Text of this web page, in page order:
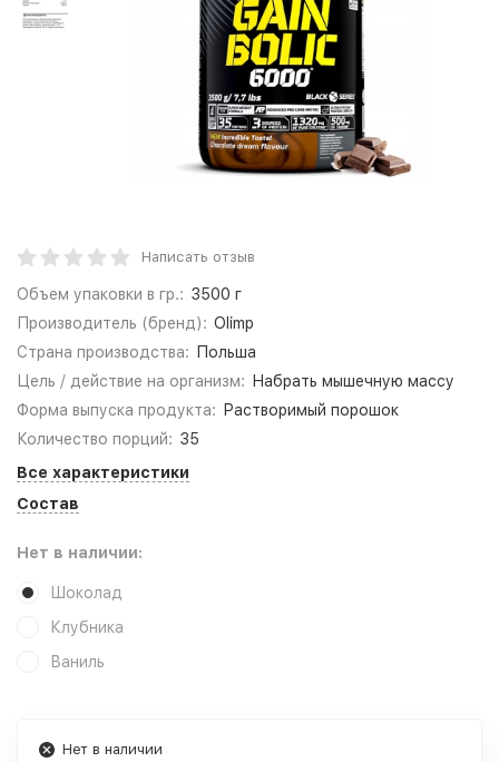
Написать отзыв
Объем упаковки в гр.: 3500 г
Производитель (бренд): Olimp
Страна производства:
Польша
Цель / действие на организм:
Набрать мышечную массу
Форма выпуска продукта:
Растворимый порошок
Количество порций: 35
Все характеристики
Состав
Нет в наличии:
Шоколад
Клубника
Ваниль
Нет в наличии